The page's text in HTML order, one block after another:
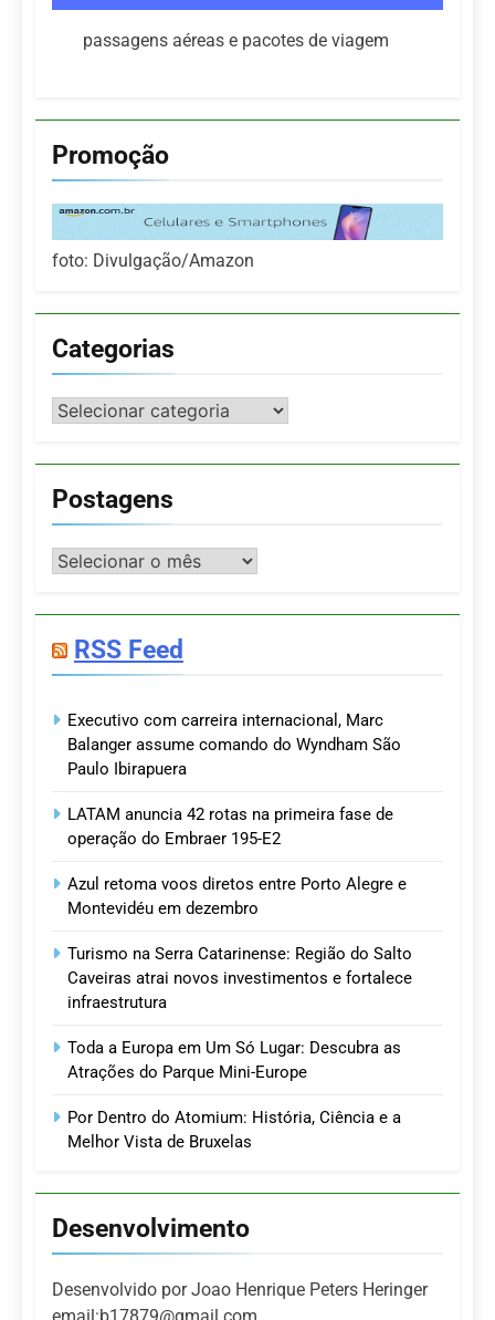
passagens aéreas e pacotes de viagem
Promoção
foto: Divulgação/Amazon
Categorias
Categorias
Postagens
Postagens
RSS Feed
Executivo com carreira internacional, Marc
Balanger assume comando do Wyndham São
Paulo Ibirapuera
LATAM anuncia 42 rotas na primeira fase de
operação do Embraer 195-E2
Azul retoma voos diretos entre Porto Alegre e
Montevidéu em dezembro
Turismo na Serra Catarinense: Região do Salto
Caveiras atrai novos investimentos e fortalece
infraestrutura
Toda a Europa em Um Só Lugar: Descubra as
Atrações do Parque Mini-Europe
Por Dentro do Atomium: História, Ciência e a
Melhor Vista de Bruxelas
Desenvolvimento
Desenvolvido por Joao Henrique Peters Heringer